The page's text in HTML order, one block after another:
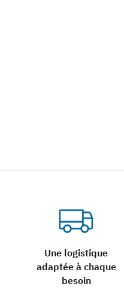
Une logistique
adaptée à chaque
besoin